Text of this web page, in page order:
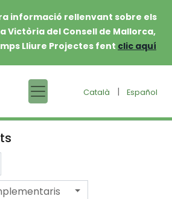
informació rellenvant sobre els
Victòria del Consell de Mallorca,
Lliure Projectes fent clic aquí
Català | Español